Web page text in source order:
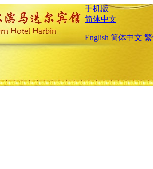
手机版
简体中文
English 简体中文